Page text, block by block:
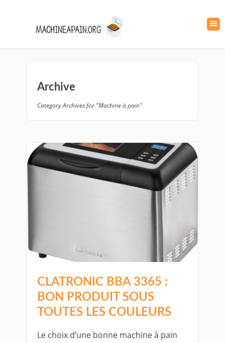
Archive
Category Archives for "Machine à pain"
CLATRONIC BBA 3365 :
BON PRODUIT SOUS
TOUTES LES COULEURS
Le choix d’une bonne machine à pain